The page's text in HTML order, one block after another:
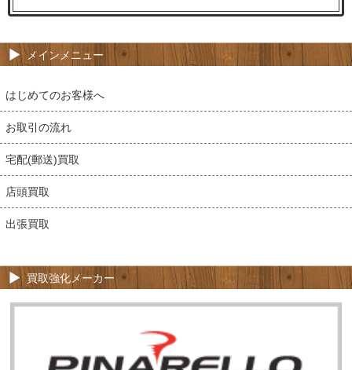
メインメニュー
はじめてのお客様へ
お取引の流れ
宅配(郵送)買取
店頭買取
出張買取
買取強化メーカー